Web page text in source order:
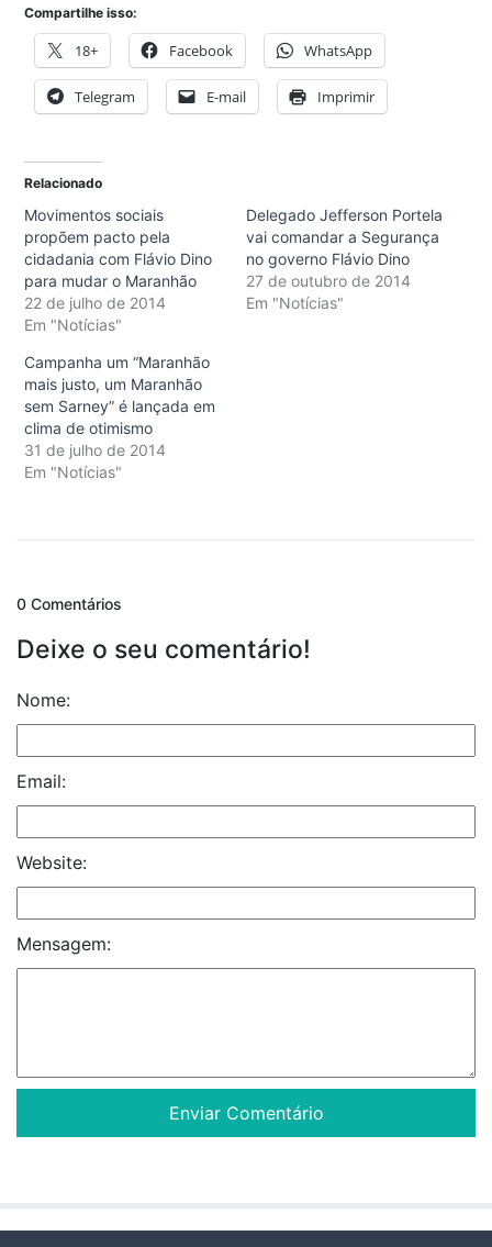
Compartilhe isso:
18+ Facebook WhatsApp
Telegram E-mail Imprimir
Relacionado
Movimentos sociais
propõem pacto pela
cidadania com Flávio Dino
para mudar o Maranhão
22 de julho de 2014
Em "Notícias"
Delegado Jefferson Portela
vai comandar a Segurança
no governo Flávio Dino
27 de outubro de 2014
Em "Notícias"
Campanha um “Maranhão
mais justo, um Maranhão
sem Sarney” é lançada em
clima de otimismo
31 de julho de 2014
Em "Notícias"
0 Comentários
Deixe o seu comentário!
Nome:
Email:
Website:
Mensagem: